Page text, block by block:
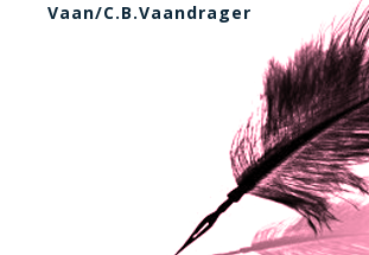
Vaan/C.B.Vaandrager